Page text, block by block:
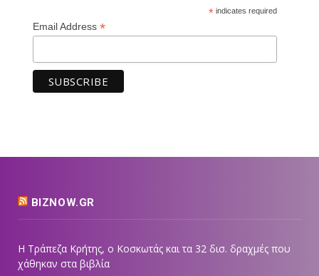
*indicates required
Email Address *
BIZNOW.GR
Η Τράπεζα Κρήτης, ο Κοσκωτάς και τα 32 δισ. δραχμές που
χάθηκαν στα βιβλία